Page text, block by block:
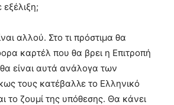
αλλού. Στο τι πρόστιμα θα
καρτέλ που θα βρει η Επιτροπή
είναι αυτά ανάλογα των
τους κατέβαλλε το Ελληνικό
το ζουμί της υπόθεσης. Θα κάνει